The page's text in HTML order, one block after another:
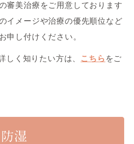
審美治療をご用意しております
イメージや治療の優先順位など
申し付けください。
く知りたい方は、 こちら をご
湿